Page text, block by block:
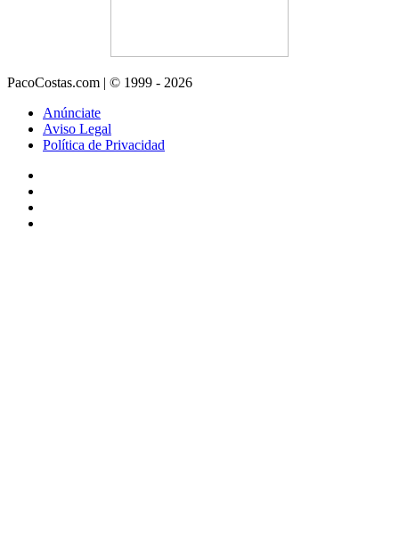
PacoCostas.com | © 1999 - 2026
Anúnciate
Aviso Legal
Política de Privacidad